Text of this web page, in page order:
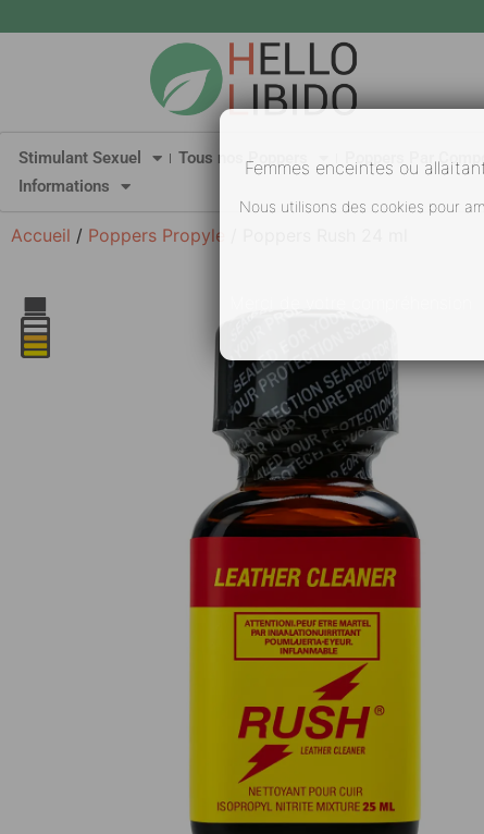
Stimulant Sexuel Tous nos Poppers Poppers Par
Informations
Accueil / Poppers Propyle
Femmes enceintes ou
Nous utilisons des cookies pour